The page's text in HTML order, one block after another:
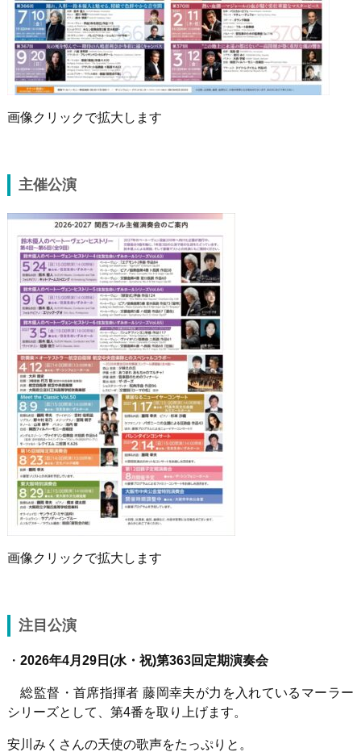
画像クリックで拡大します
主催公演
画像クリックで拡大します
注目公演
・ 2026年4月 29日 (水・祝)第363回定期演奏会
総監督・首席指揮者 藤岡幸夫が力を入れているマーラー
シリーズとして、第4番を取り上げます。
安川みくさんの天使の歌声をたっぷりと。